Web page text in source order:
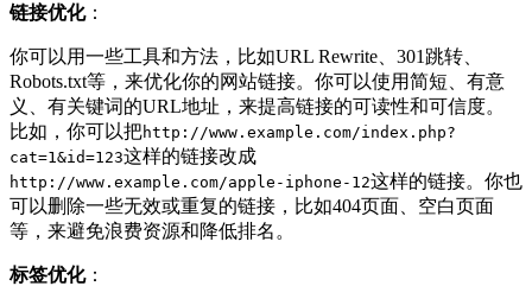
链接优化：
你可以用一些工具和方法，比如URL Rewrite、301跳转、
Robots.txt等，来优化你的网站链接。你可以使用简短、有意
义、有关键词的URL地址，来提高链接的可读性和可信度。
比如，你可以把http://www.example.com/index.php?
cat=1&id=123这样的链接改成
http://www.example.com/apple-iphone-12这样的链接。你也
可以删除一些无效或重复的链接，比如404页面、空白页面
等，来避免浪费资源和降低排名。
标签优化：